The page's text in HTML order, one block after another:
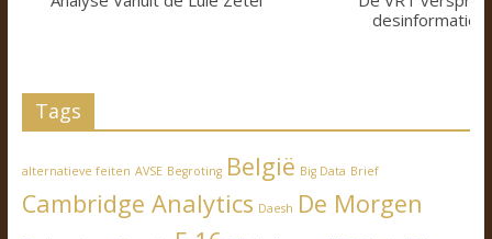
desinformatie
Tags
alternatieve feiten AVSE Begroting België Big Data Brief
Cambridge Analytics Daesh De Morgen